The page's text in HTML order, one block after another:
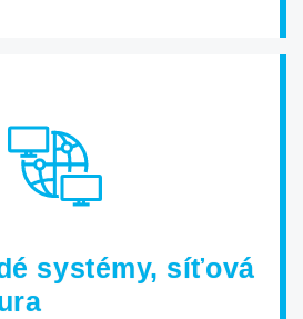
systémy, síťová